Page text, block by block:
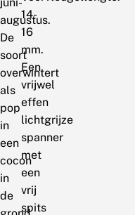
juni-
augustus.
De
soort
overwintert
als
pop
in
een
cocon
in
de
14-
16
mm.
Een
vrijwel
effen
lichtgrijze
spanner
met
een
vrij
spits